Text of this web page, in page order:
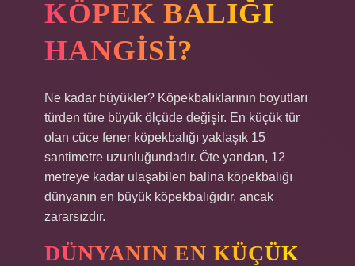
KÖPEK BALIĞI
HANGISI?
Ne kadar büyükler? Köpekbalıklarının boyutları
türden türe büyük ölçüde değişir. En küçük tür
olan cüce fener köpekbalığı yaklaşık 15
santimetre uzunluğundadır. Öte yandan, 12
metreye kadar ulaşabilen balina köpekbalığı
dünyanın en büyük köpekbalığıdır, ancak
zararsızdır.
DÜNYANIN EN KÜÇÜK